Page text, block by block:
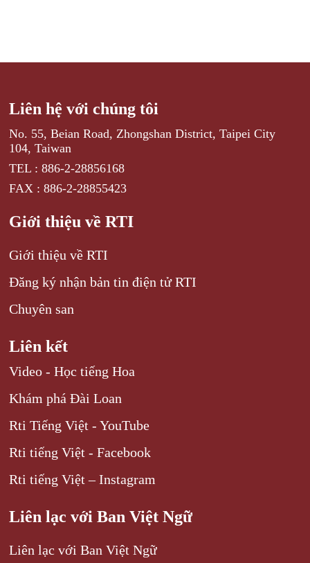
Liên hệ với chúng tôi
No. 55, Beian Road, Zhongshan District, Taipei City
104, Taiwan
TEL : 886-2-28856168
FAX : 886-2-28855423
Giới thiệu về RTI
Giới thiệu về RTI
Đăng ký nhận bản tin điện tử RTI
Chuyên san
Liên kết
Video - Học tiếng Hoa
Khám phá Đài Loan
Rti Tiếng Việt - YouTube
Rti tiếng Việt - Facebook
Rti tiếng Việt – Instagram
Liên lạc với Ban Việt Ngữ
Liên lạc với Ban Việt Ngữ